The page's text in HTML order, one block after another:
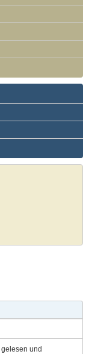
gelesen und